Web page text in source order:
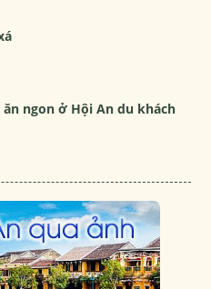
ngon ở Hội An du khách